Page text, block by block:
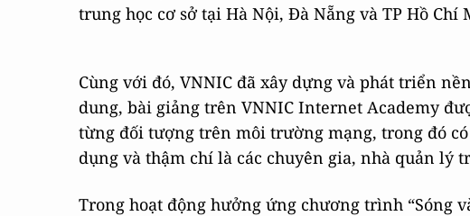
trung học cơ sở tại Hà Nội, Đà Nẵng và TP Hồ Chí
Cùng với đó, VNNIC đã xây dựng và phát triển
dung, bài giảng trên VNNIC Internet Academy
từng đối tượng trên môi trường mạng, trong đó
dụng và thậm chí là các chuyên gia, nhà quản lý
Trong hoạt động hưởng ứng chương trình “Sóng